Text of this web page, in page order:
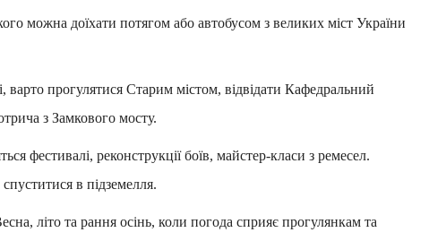
можна доїхати потягом або автобусом з великих міст України
варто прогулятися Старим містом, відвідати Кафедральний
з Замкового мосту.
фестивалі, реконструкції боїв, майстер-класи з ремесел.
в підземелля.
літо та рання осінь, коли погода сприяє прогулянкам та